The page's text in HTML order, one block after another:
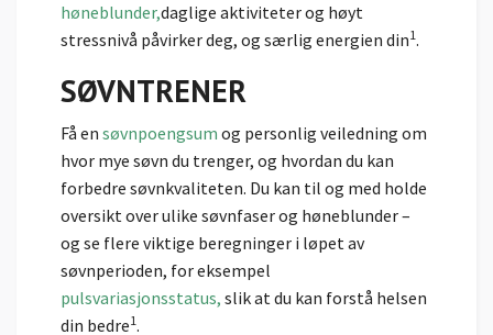
høneblunder,daglige aktiviteter og høyt
stressnivå påvirker deg, og særlig energien din1.
SØVNTRENER
Få en søvnpoengsum og personlig veiledning om
hvor mye søvn du trenger, og hvordan du kan
forbedre søvnkvaliteten. Du kan til og med holde
oversikt over ulike søvnfaser og høneblunder –
og se flere viktige beregninger i løpet av
søvnperioden, for eksempel
pulsvariasjonsstatus, slik at du kan forstå helsen
din bedre1.